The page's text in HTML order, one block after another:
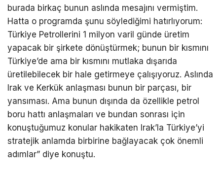
burada birkaç bunun aslında mesajını vermiştim.
Hatta o programda şunu söylediğimi hatırlıyorum:
Türkiye Petrollerini 1 milyon varil günde üretim
yapacak bir şirkete dönüştürmek; bunun bir kısmını
Türkiye’de ama bir kısmını mutlaka dışarıda
üretilebilecek bir hale getirmeye çalışıyoruz. Aslında
Irak ve Kerkük anlaşması bunun bir parçası, bir
yansıması. Ama bunun dışında da özellikle petrol
boru hattı anlaşmaları ve bundan sonrası için
konuştuğumuz konular hakikaten Irak’la Türkiye’yi
stratejik anlamda birbirine bağlayacak çok önemli
adımlar” diye konuştu.